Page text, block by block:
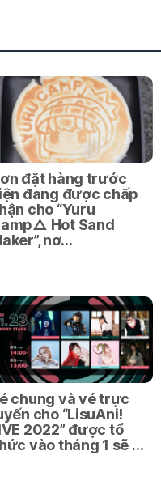
đặt hàng trước
đang được chấp
cho “Yuru
Hot Sand
nơ…
chung và vé trực
cho “LisuAni!
2022” được tổ
vào tháng 1 sẽ …